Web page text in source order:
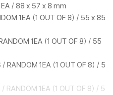
어 성료로 전 세계를 아우르는 영
범명 'GOLDEN HOUR'처럼 금빛
/ 88 x 57 x 8 mm
1EA (1 OUT OF 8) / 55 x 85
1EA (1 OUT OF 8) / 55
RANDOM 1EA (1 OUT OF 8) / 5
RANDOM 1EA (1 OUT OF 8) / 5